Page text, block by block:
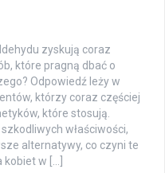
zyskują coraz
które pragną dbać o
Odpowiedź leży w
którzy coraz częściej
które stosują.
właściwości,
alternatywy, co czyni te
kobiet w […]